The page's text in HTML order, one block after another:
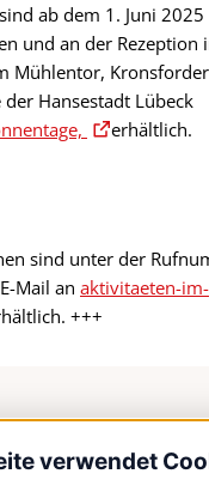
verwendet
ab dem 1. Juni 2025
und an der Rezeption
Mühlentor,
Hansestadt Lübeck
erhältlich.
sind unter der
Mail an aktivitaeten-im-
+++